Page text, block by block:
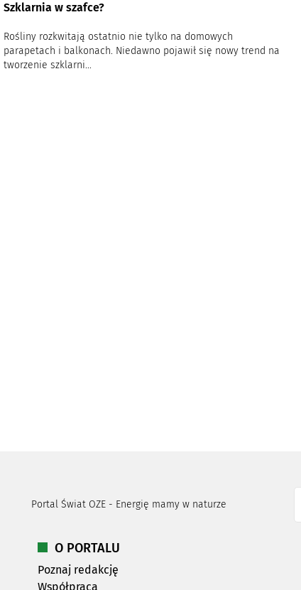
Szklarnia w szafce?
Rośliny rozkwitają ostatnio nie tylko na domowych
parapetach i balkonach. Niedawno pojawił się nowy trend na
tworzenie szklarni...
Portal Świat OZE - Energię mamy w naturze
O PORTALU
Poznaj redakcję
Współpraca